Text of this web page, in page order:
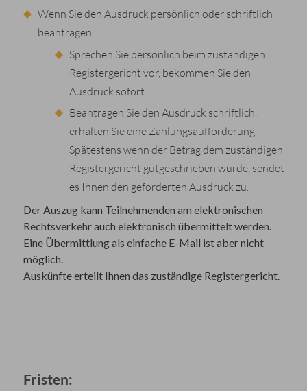
Wenn Sie den Ausdruck persönlich oder schriftlich
beantragen:
Sprechen Sie persönlich beim zuständigen
Registergericht vor, bekommen Sie den
Ausdruck sofort.
Beantragen Sie den Ausdruck schriftlich,
erhalten Sie eine Zahlungsaufforderung.
Spätestens wenn der Betrag dem zuständigen
Registergericht gutgeschrieben wurde, sendet
es Ihnen den geforderten Ausdruck zu.
Der Auszug kann Teilnehmenden am elektronischen
Rechtsverkehr auch elektronisch übermittelt werden.
Eine Übermittlung als einfache E-Mail ist aber nicht
möglich.
Auskünfte erteilt Ihnen das zuständige Registergericht.
Fristen: